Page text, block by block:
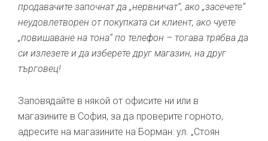
продавачите започнат да „нервничат“, ако „засечете“
неудовлетворен от покупката си клиент, ако чуете
„повишаване на тона“ по телефон – тогава трябва да
си излезете и да изберете друг магазин, на друг
търговец!
Заповядайте в някой от офисите ни или в
магазините в София, за да проверите горното,
адресите на магазините на Борман: ул. „Стоян